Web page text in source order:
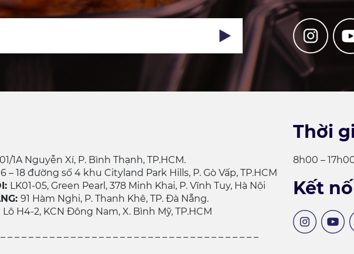
1A Nguyễn Xí, P. Bình Thạnh, TP.HCM.
– 18 đường số 4 khu Cityland Park Hills, P. Gò Vấp, TP.HCM
LK01-05, Green Pearl, 378 Minh Khai, P. Vĩnh Tuy, Hà Nội
91 Hàm Nghi, P. Thanh Khê, TP. Đà Nẵng.
Lô H4-2, KCN Đông Nam, X. Bình Mỹ, TP.HCM
Thời
8h00 –
Kết